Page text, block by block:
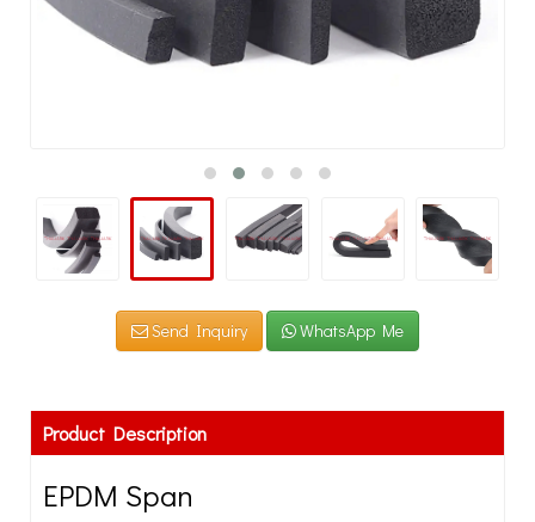
Send Inquiry WhatsApp Me
Product Description
EPDM Span